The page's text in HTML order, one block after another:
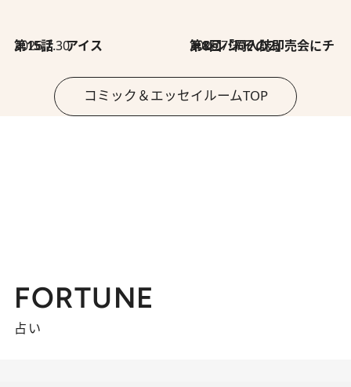
2026.7.30
第15話 アイス 2026.7.30
第8回「同人誌即売会にチャレンジ その2」
コミック＆エッセイルームTOP
FORTUNE
占い